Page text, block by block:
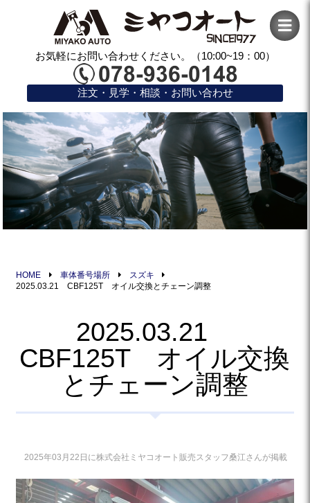
お気軽にお問い合わせください。（10:00~19：00）
注文・見学・相談・お問い合わせ
HOME 車体番号場所
スズキ
2025.03.21 CBF125T オイル交換とチェーン調整
2025.03.21
CBF125T オイル交換
とチェーン調整
2025年03月22日に株式会社ミヤコオート販売スタッフ桑江さんが掲載